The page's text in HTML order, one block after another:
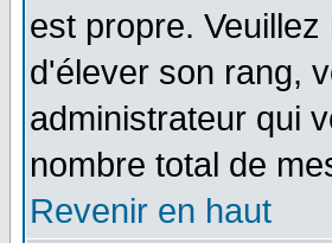
est propre.
d'élever son rang,
administrateur qui
nombre total de
Revenir en haut